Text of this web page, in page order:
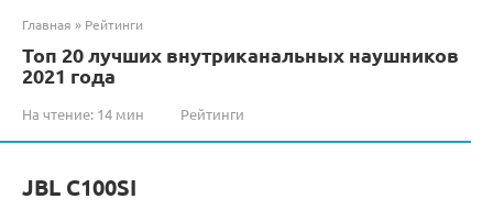
Главная » Рейтинги
Топ 20 лучших внутриканальных наушников
2021 года
На чтение: 14 мин Рейтинги
JBL C100SI